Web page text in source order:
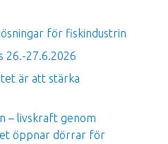
för fiskindustrin
26.-27.6.2026
är att stärka
– livskraft genom
öppnar dörrar för